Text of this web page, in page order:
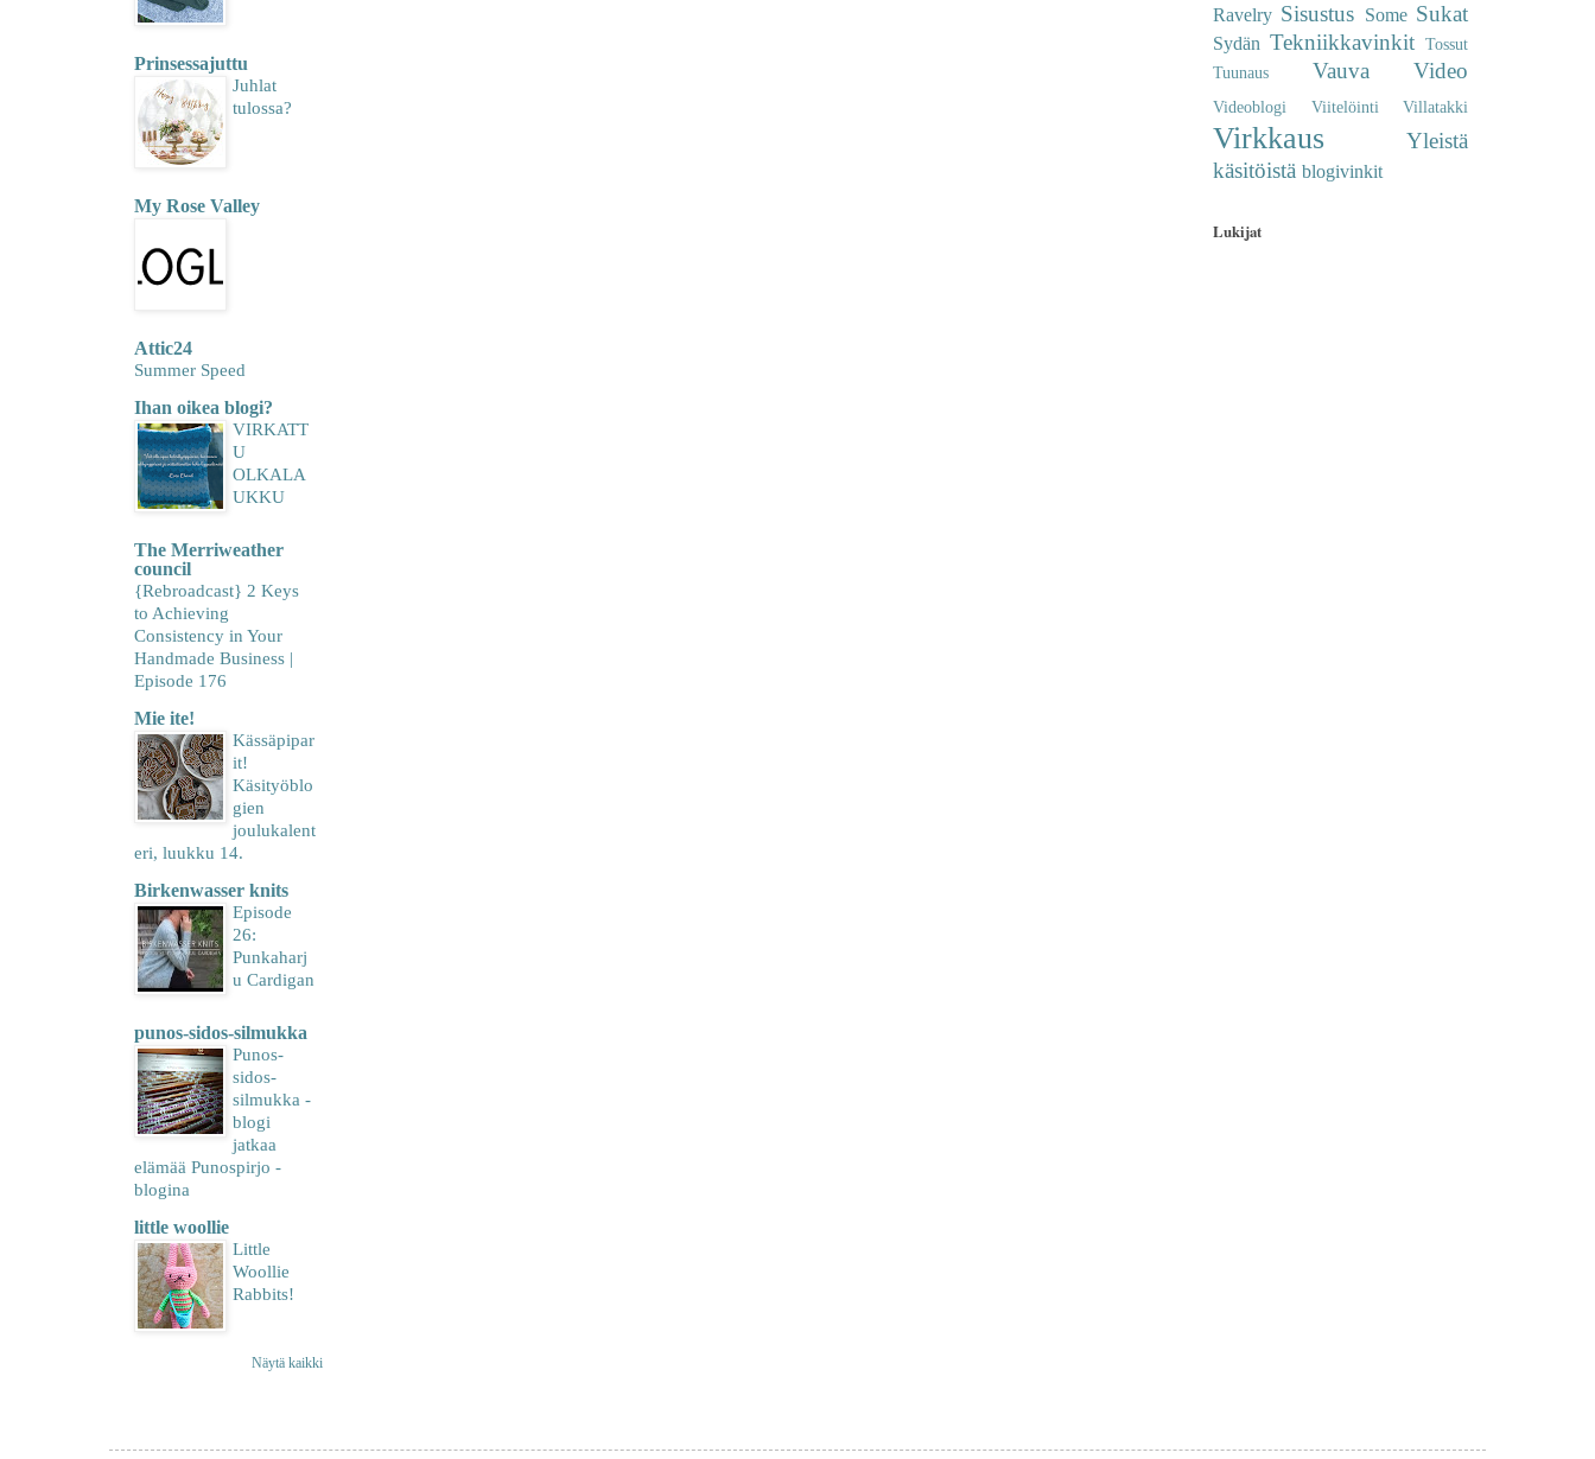
Prinsessajuttu
Juhlat
tulossa?
My Rose Valley
Attic24
Summer Speed
Ihan oikea blogi?
VIRKATT
U
OLKALA
UKKU
The Merriweather
council
{Rebroadcast} 2 Keys
to Achieving
Consistency in Your
Handmade Business |
Episode 176
Mie ite!
Kässäpipar
it!
Käsityöblo
gien
joulukalent
eri, luukku 14.
Birkenwasser knits
Episode
26:
Punkaharj
u Cardigan
punos-sidos-silmukka
Punos-
sidos-
silmukka -
blogi
jatkaa
elämää Punospirjo -
blogina
little woollie
Little
Woollie
Rabbits!
Näytä kaikki
Ravelry Sisustus Some Sukat
Sydän Tekniikkavinkit Tossut
Tuunaus Vauva Video
Videoblogi Viitelöinti Villatakki
Virkkaus
Yleistä
käsitöistä blogivinkit
Lukijat